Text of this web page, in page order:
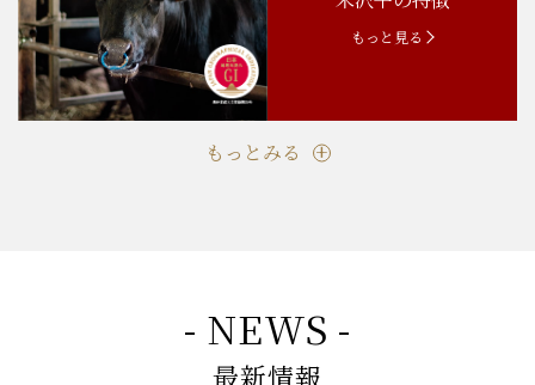
米沢牛の特徴
- NEWS -